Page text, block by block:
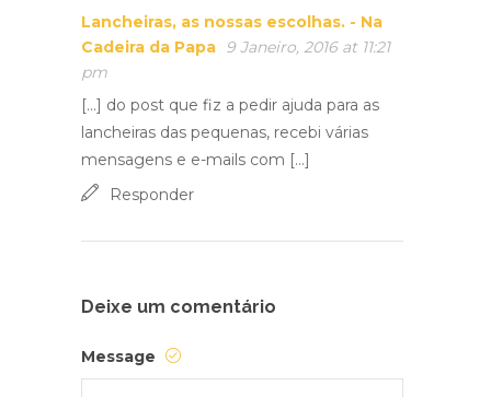
Lancheiras, as nossas escolhas. - Na
Cadeira da Papa 9 Janeiro, 2016 at 11:21
pm
[…] do post que fiz a pedir ajuda para as
lancheiras das pequenas, recebi várias
mensagens e e-mails com […]
Responder
Deixe um comentário
Message